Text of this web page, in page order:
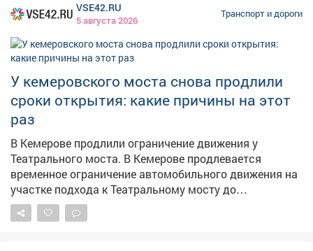
жалобы на отсутствие топлива. Главам поручил
отслеживать каждый сигнал и сообщать о нем для
адресной отработки. В ближайшие дни ждем
увеличение числа бензовозов - это также поможет
повысить долю работающих АЗС. Запас топлива на
уборочную кампанию сформирован. Утвержден
четкий график поставок его полного объема.
VSE42.RU
5 августа 2026
Транспорт и дороги
У кемеровского моста снова продлили
сроки открытия: какие причины на этот
раз
В Кемерове продлили ограничение движения у
Театрального моста. В Кемерове продлевается
временное ограничение автомобильного движения на
участке подхода к Театральному мосту до
перекрёстка с Притомским проспектом-дублёром. Как
сообщает администрация города, корректировка